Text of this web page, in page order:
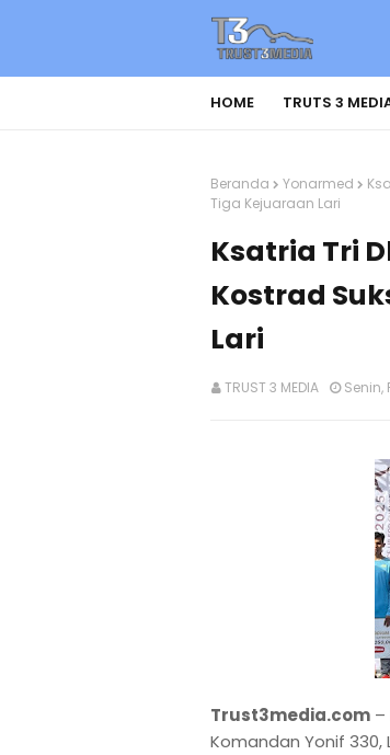
HOME TRUTS 3
Beranda Yonarmed
Tiga Kejuaraan Lari
Ksatria Tri
Kostrad
Lari
TRUST 3 MEDIA Senin,
Trust3media.com –
Komandan Yonif 330,